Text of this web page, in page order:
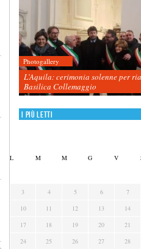
Photogallery
L’Aquila: cerimonia solenne per
Basilica Collemaggio
I più letti
L M M G V
3
4 5 6 7
10
11 12 13 14
17
18 19 20 21
24
25 26 27 28